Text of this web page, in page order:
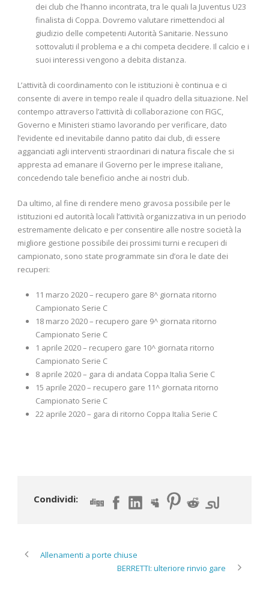
dei club che l’hanno incontrata, tra le quali la Juventus U23
finalista di Coppa. Dovremo valutare rimettendoci al
giudizio delle competenti Autorità Sanitarie. Nessuno
sottovaluti il problema e a chi competa decidere. Il calcio e i
suoi interessi vengono a debita distanza.
L’attività di coordinamento con le istituzioni è continua e ci
consente di avere in tempo reale il quadro della situazione. Nel
contempo attraverso l’attività di collaborazione con FIGC,
Governo e Ministeri stiamo lavorando per verificare, dato
l’evidente ed inevitabile danno patito dai club, di essere
agganciati agli interventi straordinari di natura fiscale che si
appresta ad emanare il Governo per le imprese italiane,
concedendo tale beneficio anche ai nostri club.
Da ultimo, al fine di rendere meno gravosa possibile per le
istituzioni ed autorità locali l’attività organizzativa in un periodo
estremamente delicato e per consentire alle nostre società la
migliore gestione possibile dei prossimi turni e recuperi di
campionato, sono state programmate sin d’ora le date dei
recuperi:
11 marzo 2020 – recupero gare 8^ giornata ritorno
Campionato Serie C
18 marzo 2020 – recupero gare 9^ giornata ritorno
Campionato Serie C
1 aprile 2020 – recupero gare 10^ giornata ritorno
Campionato Serie C
8 aprile 2020 – gara di andata Coppa Italia Serie C
15 aprile 2020 – recupero gare 11^ giornata ritorno
Campionato Serie C
22 aprile 2020 – gara di ritorno Coppa Italia Serie C
Condividi:
Allenamenti a porte chiuse
BERRETTI: ulteriore rinvio gare